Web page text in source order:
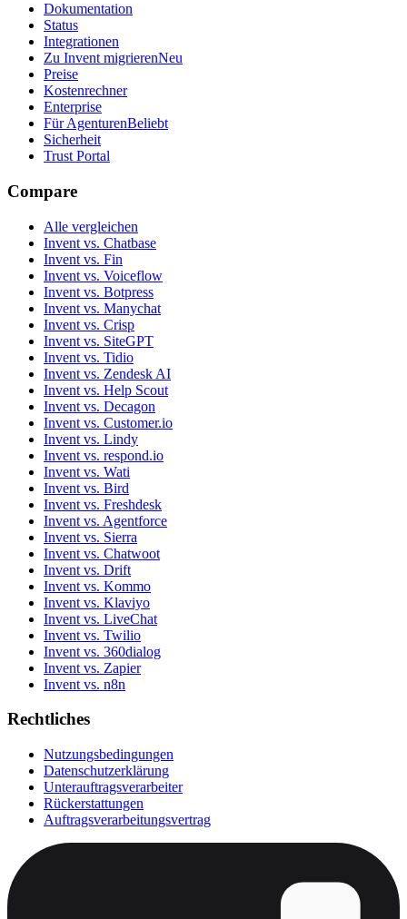
Dokumentation
Status
Integrationen
Zu Invent migrierenNeu
Preise
Kostenrechner
Enterprise
Für AgenturenBeliebt
Sicherheit
Trust Portal
Compare
Alle vergleichen
Invent vs. Chatbase
Invent vs. Fin
Invent vs. Voiceflow
Invent vs. Botpress
Invent vs. Manychat
Invent vs. Crisp
Invent vs. SiteGPT
Invent vs. Tidio
Invent vs. Zendesk AI
Invent vs. Help Scout
Invent vs. Decagon
Invent vs. Customer.io
Invent vs. Lindy
Invent vs. respond.io
Invent vs. Wati
Invent vs. Bird
Invent vs. Freshdesk
Invent vs. Agentforce
Invent vs. Sierra
Invent vs. Chatwoot
Invent vs. Drift
Invent vs. Kommo
Invent vs. Klaviyo
Invent vs. LiveChat
Invent vs. Twilio
Invent vs. 360dialog
Invent vs. Zapier
Invent vs. n8n
Rechtliches
Nutzungsbedingungen
Datenschutzerklärung
Unterauftragsverarbeiter
Rückerstattungen
Auftragsverarbeitungsvertrag